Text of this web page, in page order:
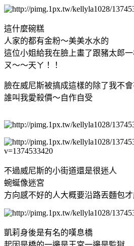
這什麼碗糕
人家的都有金粉～美美水水的
這位小姐給我在臉上畫了跟豬太郎一
ㄡ～～天ㄚ！！
臉在威尼斯被搞成這樣的除了我不
誰叫我愛殺價～自作自受
不過威尼斯的小街道還是很迷人
蜿蜒像迷宮
方向感不好的人大概要沿路丟麵包才
凱莉身後是有名的嘆息橋